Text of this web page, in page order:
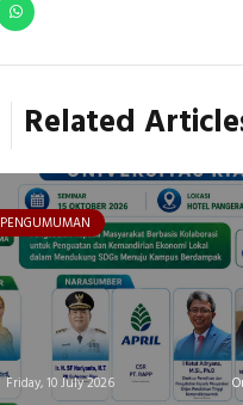
Related
PENGUMUMAN
Friday, 10 July 2026